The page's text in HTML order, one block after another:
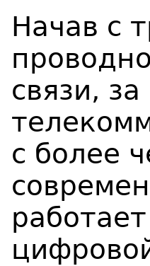
Начав с
связи,
с более